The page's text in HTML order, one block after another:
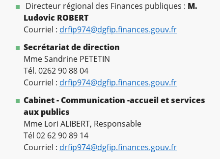
Directeur régional des Finances publiques : M.
Ludovic ROBERT
Courriel : drfip974@dgfip.finances.gouv.fr
Secrétariat de direction
Mme Sandrine PETETIN
Tél. 0262 90 88 04
Courriel : drfip974@dgfip.finances.gouv.fr
Cabinet - Communication -accueil et services
aux publics
Mme Lori ALIBERT, Responsable
Tél 02 62 90 89 14
Courriel : drfip974@dgfip.finances.gouv.fr